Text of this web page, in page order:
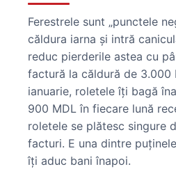
Ferestrele sunt „punctele
căldura iarna și intră
reduc pierderile astea cu
factură la căldură de 3.000
ianuarie, roletele îți bagă
900 MDL în fiecare lună
roletele se plătesc singure
facturi. E una dintre
îți aduc bani înapoi.